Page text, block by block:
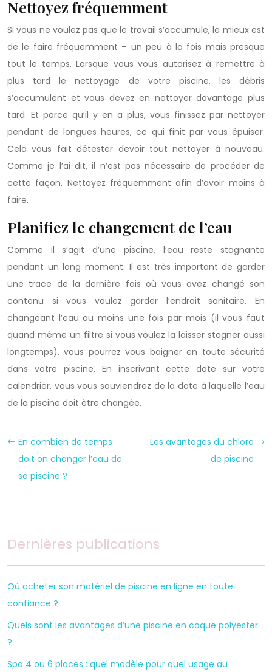
Nettoyez fréquemment
Si vous ne voulez pas que le travail s’accumule, le mieux est
de le faire fréquemment – un peu à la fois mais presque
tout le temps. Lorsque vous vous autorisez à remettre à
plus tard le nettoyage de votre piscine, les débris
s’accumulent et vous devez en nettoyer davantage plus
tard. Et parce qu’il y en a plus, vous finissez par nettoyer
pendant de longues heures, ce qui finit par vous épuiser.
Cela vous fait détester devoir tout nettoyer à nouveau.
Comme je l’ai dit, il n’est pas nécessaire de procéder de
cette façon. Nettoyez fréquemment afin d’avoir moins à
faire.
Planifiez le changement de l’eau
Comme il s’agit d’une piscine, l’eau reste stagnante
pendant un long moment. Il est très important de garder
une trace de la dernière fois où vous avez changé son
contenu si vous voulez garder l’endroit sanitaire. En
changeant l’eau au moins une fois par mois (il vous faut
quand même un filtre si vous voulez la laisser stagner aussi
longtemps), vous pourrez vous baigner en toute sécurité
dans votre piscine. En inscrivant cette date sur votre
calendrier, vous vous souviendrez de la date à laquelle l’eau
de la piscine doit être changée.
En combien de temps
doit on changer l’eau de
sa piscine ?
Les avantages du chlore
de piscine
Dernières publications
Où acheter son matériel de piscine en ligne en toute
confiance ?
Quels sont les avantages d’une piscine en coque polyester
?
Spa 4 ou 6 places : quel modèle pour quel usage au